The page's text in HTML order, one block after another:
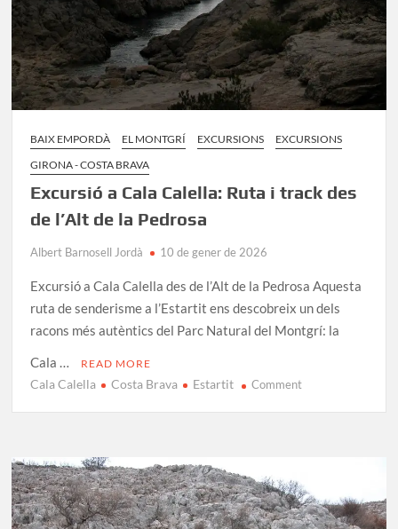
BAIX EMPORDÀ EL MONTGRÍ EXCURSIONS
EXCURSIONS
GIRONA - COSTA BRAVA
Excursió a Cala Calella: Ruta i track des
de l’Alt de la Pedrosa
Albert Barnosell Jordà 10 de gener de 2026
Excursió a Cala Calella des de l’Alt de la Pedrosa Aquesta
ruta de senderisme a l’Estartit ens descobreix un dels
racons més autèntics del Parc Natural del Montgrí: la
Cala …
READ MORE
Cala Calella Costa Brava Estartit Commenton
Ruta
i
track